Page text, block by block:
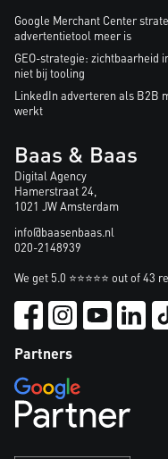
Google Merchant Center
advertentietool meer is
GEO-strategie: zichtbaarheid
niet bij tooling
LinkedIn adverteren als B2B
werkt
Baas & Baas
Digital Agency
Hamerstraat 24,
1021 JW Amsterdam
info@baasenbaas.nl
020-2148939
We get 5.0 ⭐⭐⭐⭐⭐ out of 43
Partners